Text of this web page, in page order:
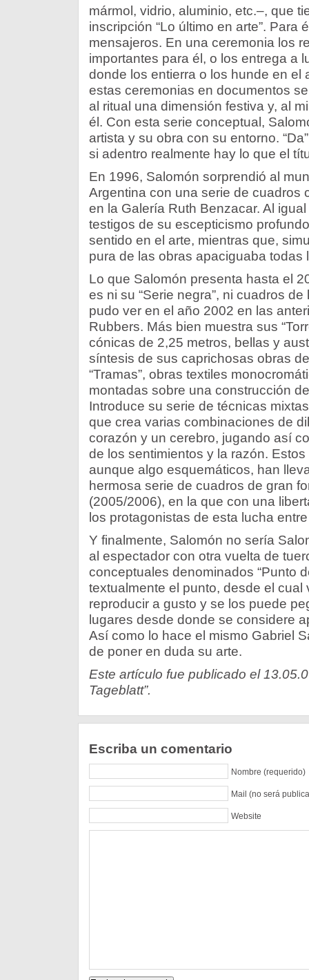
mármol, vidrio, aluminio, etc.–, que
inscripción “Lo último en arte”. Para
mensajeros. En una ceremonia los
importantes para él, o los entrega a
donde los entierra o los hunde en el
estas ceremonias en documentos
al ritual una dimensión festiva y, al
él. Con esta serie conceptual,
artista y su obra con su entorno.
si adentro realmente hay lo que el
En 1996, Salomón sorprendió al
Argentina con una serie de cuadros
en la Galería Ruth Benzacar. Al
testigos de su escepticismo
sentido en el arte, mientras que,
pura de las obras apaciguaba todas
Lo que Salomón presenta hasta el
es ni su “Serie negra”, ni cuadros de
pudo ver en el año 2002 en las
Rubbers. Más bien muestra sus
cónicas de 2,25 metros, bellas y
síntesis de sus caprichosas obras
“Tramas”, obras textiles
montadas sobre una construcción
Introduce su serie de técnicas
que crea varias combinaciones de
corazón y un cerebro, jugando así
de los sentimientos y la razón.
aunque algo esquemáticos, han
hermosa serie de cuadros de gran
(2005/2006), en la que con una
los protagonistas de esta lucha
Y finalmente, Salomón no sería
al espectador con otra vuelta de
conceptuales denominados “Punto
textualmente el punto, desde el cual
reproducir a gusto y se los puede
lugares desde donde se considere
Así como lo hace el mismo Gabriel
de poner en duda su arte.
Este artículo fue publicado el
Tageblatt”.
Escriba un comentario
Nombre (requerido)
Mail (no será
Website